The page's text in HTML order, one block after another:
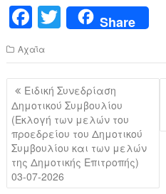
F
a
c
e
b
o
o
k
T
wi
tt
er
Share
Αχαΐα
Πλοήγηση
άρθρων
Ειδική Συνεδρίαση
Δημοτικού Συμβουλίου
(Εκλογή των μελών του
προεδρείου του Δημοτικού
Συμβουλίου και των μελών
της Δημοτικής Επιτροπής)
03-07-2026